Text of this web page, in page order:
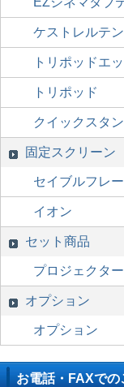
ケストレルテ
トリポッドエ
トリポッド
クイックスタ
固定スクリーン
セイブルフレ
イオン
セット商品
プロジェクタ
オプション
オプション
お電話・FAXでの